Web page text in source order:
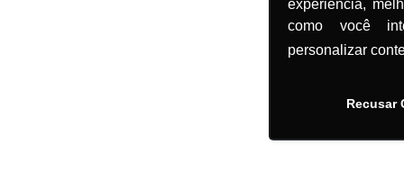
experiência,
como você
personalizar
Recusar